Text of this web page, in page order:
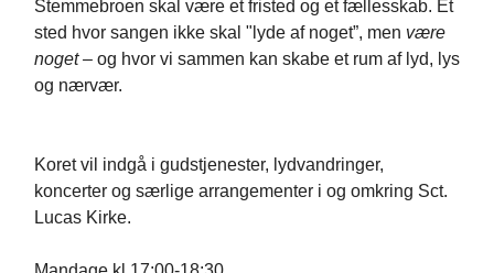
Stemmebroen skal være et fristed og et fællesskab. Et
sted hvor sangen ikke skal "lyde af noget”, men være
noget – og hvor vi sammen kan skabe et rum af lyd, lys
og nærvær.
Koret vil indgå i gudstjenester, lydvandringer,
koncerter og særlige arrangementer i og omkring Sct.
Lucas Kirke.